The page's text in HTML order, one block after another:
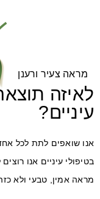
מראה צעיר ורענן
לאיזה
עיניים?
אנו שואפים לתת לכל אחד
בטיפולי עיניים אנו
מראה אמין, טבעי ולא